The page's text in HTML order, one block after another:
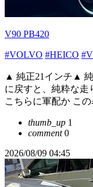
V90 PB420
#VOLVO #HEICO
▲ 純正21インチ▲
に戻すと、純粋な走
こちらに軍配か こ
thumb_up 1
comment0
2026/08/09 04:45